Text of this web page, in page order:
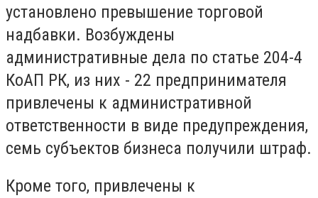
установлено превышение торговой
надбавки. Возбуждены
административные дела по статье 204-4
КоАП РК, из них - 22 предпринимателя
привлечены к административной
ответственности в виде предупреждения,
семь субъектов бизнеса получили штраф.
Кроме того, привлечены к